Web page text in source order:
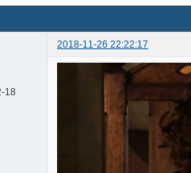
2018-11-26 22:22:17
18